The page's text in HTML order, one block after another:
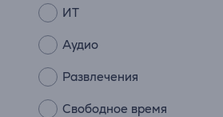
ИТ
Аудио
Развлечения
Свободное время